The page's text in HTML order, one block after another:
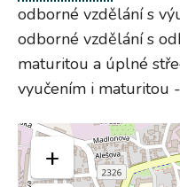
odborné vzdělání s
odborné vzdělání s
maturitou a úplné
vyučením i maturitou
+